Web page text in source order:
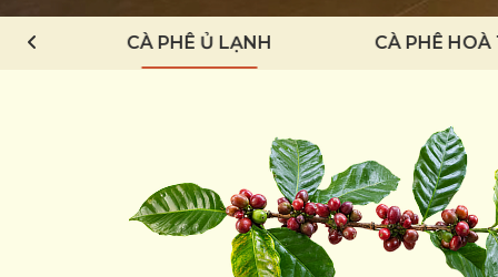
LIỀN CÀ PHÊ Ủ LẠNH CÀ PHÊ HOÀ